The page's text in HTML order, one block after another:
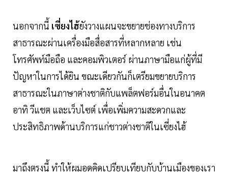
นอกจากนี้ เซี่ยงไฮ้ยังวางแผนจะขยายช่องทางบริการ
สาธารณะผ่านเครื่องมือสื่อสารที่หลากหลาย เช่น
โทรศัพท์มือถือ และคอมพิวเตอร์ ผ่านภาษามือแก่ผู้ที่มี
ปัญหาในการได้ยิน ขณะเดียวกันก็เตรียมขยายบริการ
สาธารณะในภาษาต่างชาติกับแพล็ตฟอร์มอื่นในอนาคต
อาทิ วีแชต และเว็บไซต์ เพื่อเพิ่มความสะดวกและ
ประสิทธิภาพด้านบริการแก่ชาวต่างชาติในเซี่ยงไฮ้
มาถึงตรงนี้ ทำให้ผมอดคิดเปรียบเทียบกับบ้านเมืองของเรา